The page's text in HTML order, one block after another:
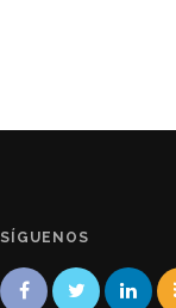
SÍGUENOS